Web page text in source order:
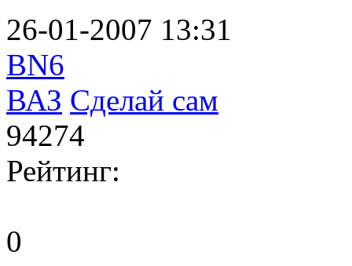
26-01-2007 13:31
BN6
ВАЗ Сделай сам
94274
Рейтинг:
0